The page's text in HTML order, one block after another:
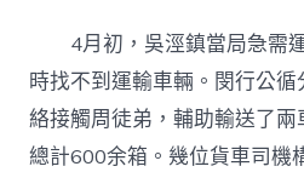
4月初，吳涇鎮當局急需
時找不到運輸車輛。閔行公
絡接觸周徒弟，輔助輸送了兩
總計600余箱。幾位貨車司機